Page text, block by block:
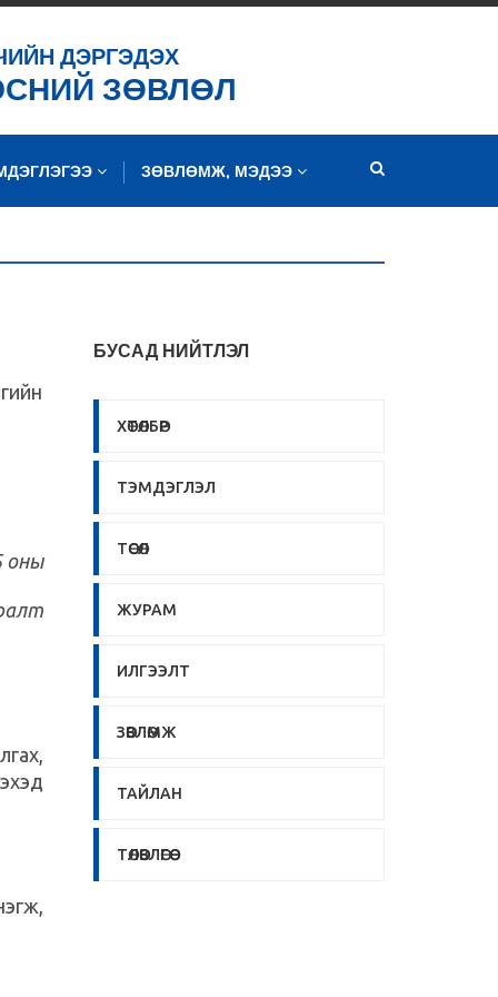
ДЭРГЭДЭХ
ЗӨВЛӨЛ
ЗӨВЛӨМЖ, МЭДЭЭ
оны
БУСАД НИЙТЛЭЛ
ХӨТӨЛБӨР
ТЭМДЭГЛЭЛ
ТӨСӨЛ
ЖУРАМ
ИЛГЭЭЛТ
ЗӨВЛӨМЖ
ТАЙЛАН
ТӨЛӨВЛӨГӨӨ